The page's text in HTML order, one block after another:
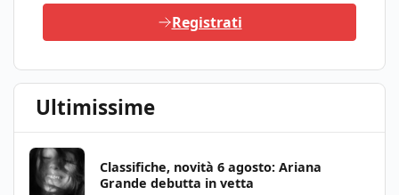
Registrati
Ultimissime
Classifiche, novità 6 agosto: Ariana
Grande debutta in vetta